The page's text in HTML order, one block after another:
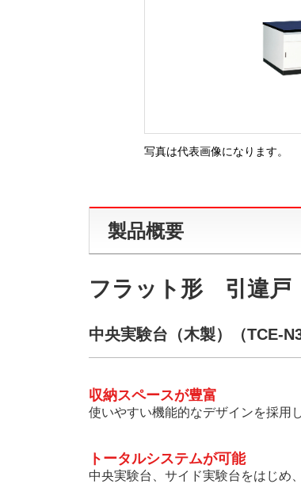
写真は代表画像になります。
製品概要
フラット形 引違戸
中央実験台（木製）（TCE-
収納スペースが豊富
使いやすい機能的なデザインを採用
トータルシステムが可能
中央実験台、サイド実験台をはじめ